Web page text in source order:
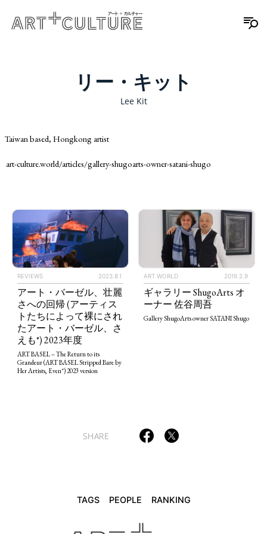
TAGS PEOPLE RANKING
リー・キット
Lee Kit
Taiwan based, Hongkong artist
art-culture.world/articles/gallery-shugoarts-owner-satani-shugo
REVIEWS 2023.8.1
アート・バーゼル、壮麗
さへの回帰 (アーティス
トたちによって裸にされ
たアート・バーゼル、さ
えも*) 2023年度
ART BASEL – The Return to its
Grandeur (ART BASEL Stripped Bare by
Her Artists, Even*) 2023 version
ART WORLD 2019.2.9
ギャラリー ShugoArts オ
ーナー 佐谷周吾
Gallery ShugoArts owner SATANI Shugo
SHARE
TAGS PEOPLE RANKING